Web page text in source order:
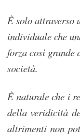
È solo attraverso
individuale che
forza così grande
società.
È naturale che i
della veridicità
altrimenti non